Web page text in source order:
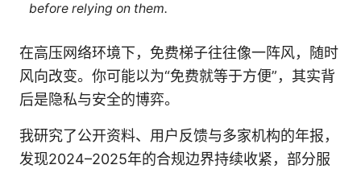
before relying on them.
在高压网络环境下，免费梯子往往像一阵风，随时
风向改变。你可能以为“免费就等于方便”，其实背
后是隐私与安全的博弈。
我研究了公开资料、用户反馈与多家机构的年报，
发现2024–2025年的合规边界持续收紧，部分服